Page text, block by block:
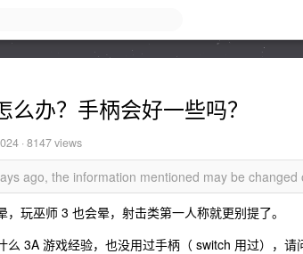
办？手柄会好一些吗？
· 8147 views
ago, the information mentioned may be changed
玩巫师 3 也会晕，射击类第一人称就更别提了。
么 3A 游戏经验，也没用过手柄（ switch 用过），请